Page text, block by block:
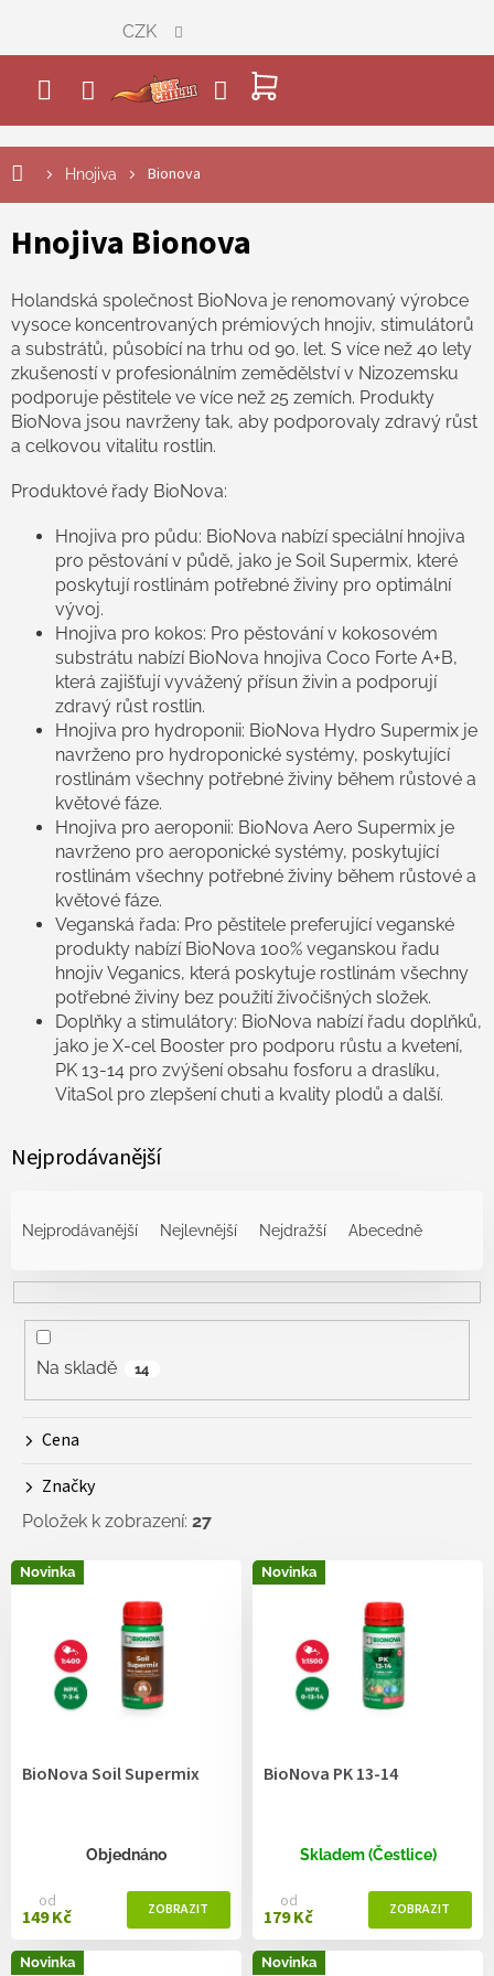
obsah
NÁKUPNÍ
KOŠÍK
CZK
Hnojiva Bionova
Hnojiva Bionova
Holandská společnost BioNova je renomovaný výrobce
vysoce koncentrovaných prémiových hnojiv, stimulátorů
a substrátů, působící na trhu od 90. let. S více než 40 lety
zkušeností v profesionálním zemědělství v Nizozemsku
podporuje pěstitele ve více než 25 zemích. Produkty
BioNova jsou navrženy tak, aby podporovaly zdravý růst
a celkovou vitalitu rostlin.
Produktové řady BioNova:
Hnojiva pro půdu: BioNova nabízí speciální hnojiva
pro pěstování v půdě, jako je Soil Supermix, které
poskytují rostlinám potřebné živiny pro optimální
vývoj.
Hnojiva pro kokos: Pro pěstování v kokosovém
substrátu nabízí BioNova hnojiva Coco Forte A+B,
která zajišťují vyvážený přísun živin a podporují
zdravý růst rostlin.
Hnojiva pro hydroponii: BioNova Hydro Supermix je
navrženo pro hydroponické systémy, poskytující
rostlinám všechny potřebné živiny během růstové a
květové fáze.
Hnojiva pro aeroponii: BioNova Aero Supermix je
navrženo pro aeroponické systémy, poskytující
rostlinám všechny potřebné živiny během růstové a
květové fáze.
Veganská řada: Pro pěstitele preferující veganské
produkty nabízí BioNova 100% veganskou řadu
hnojiv Veganics, která poskytuje rostlinám všechny
potřebné živiny bez použití živočišných složek.
Doplňky a stimulátory: BioNova nabízí řadu doplňků,
jako je X-cel Booster pro podporu růstu a kvetení,
PK 13-14 pro zvýšení obsahu fosforu a draslíku,
VitaSol pro zlepšení chuti a kvality plodů a další.
Nejprodávanější
e
n
Nejprodávanější Nejlevnější Nejdražší Abecedně
Na skladě 14
Cena
Značky
Položek k zobrazení: 27
V
ý
Novinka
BioNova Soil Supermix
Objednáno
od
149 Kč
Novinka
BioNova PK 13-14
Skladem (Čestlice)
od
179 Kč
Novinka Novinka